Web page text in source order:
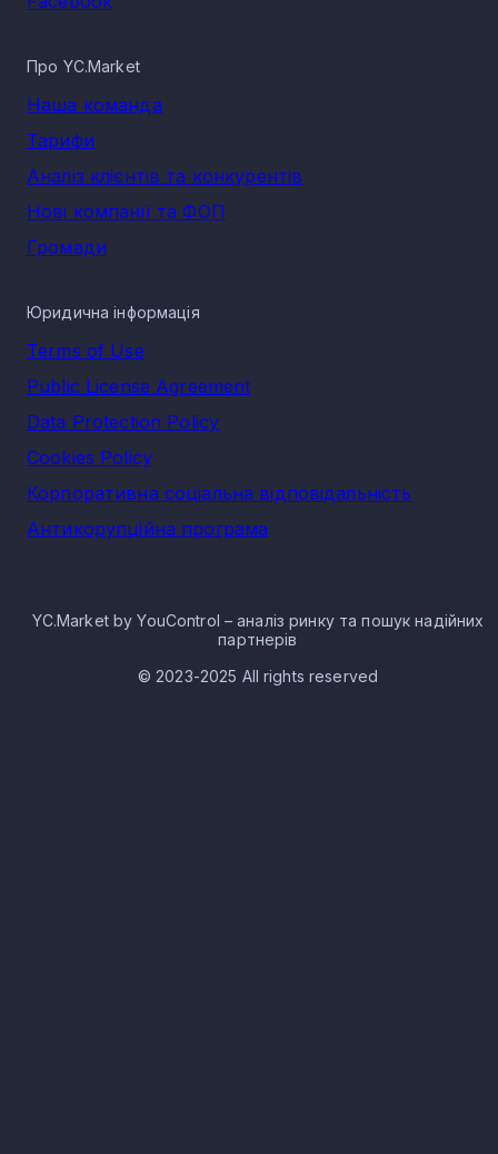
Про YC.Market
Наша команда
Тарифи
Аналіз клієнтів та конкурентів
Нові компанії та ФОП
Громади
Юридична інформація
Terms of Use
Public License Agreement
Data Protection Policy
Cookies Policy
Корпоративна соціальна відповідальність
Антикорупційна програма
YC.Market by YouControl – аналіз ринку та пошук надійних
партнерів
© 2023-2025 All rights reserved